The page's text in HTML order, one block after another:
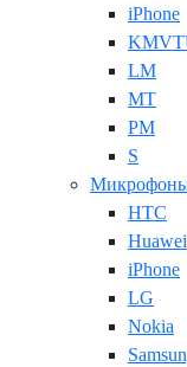
iPhone
LM
MT
PM
S
HTC
Huawei
iPhone
LG
Nokia